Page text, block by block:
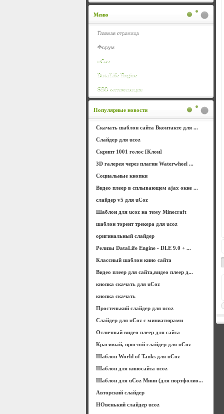
Меню
Главная страница
Форум
uCoz
DataLife Engine
SEO оптимизация
Популярные новости
Скачать шаблон сайта Вконтакте для ...
Слайдер для ucoz
Скрипт 1001 голос [Клон]
3D галерея через плагин Waterwheel ...
Социальные кнопки
Видео плеер в сплывающем ajax окне ...
слайдер v5 для uCoz
Шаблон для ucoz на тему Minecraft
шаблон торент трекера для ucoz
оригинальный слайдер
Релизы DataLife Engine - DLE 9.0 + ...
Классный шаблон кино сайта
Видео плеер для сайта,видео плеер д...
кнопка скачать для uCoz
кнопка скачать
Простенький слайдер для ucoz
Слайдер для uCoz с миниатюрами
Отличный видео плеер для сайта
Красивый, простой слайдер для uCoz
Шаблон World of Tanks для uCoz
Шаблон для киносайта ucoz
Шаблон для uCoz Мини (для портфолио...
Авторский слайдер
НОвенький слайдер ucoz